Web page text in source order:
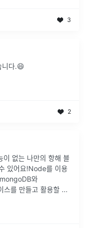
3
니다.😄
2
없는 나만의 항해 블
있어요!Node를 이용
와
스를 만들고 활용할 ...